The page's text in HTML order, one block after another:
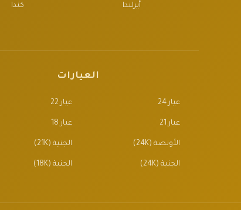
أيرلندا كندا
العيارات
عيار 24 عيار 22
عيار 21 عيار 18
الأونصة (24K) الجنية (21K)
الجنية (24K) الجنية (18K)